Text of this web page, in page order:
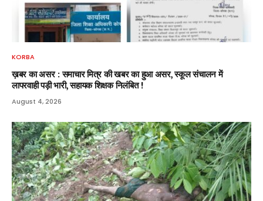
KORBA
ख़बर का असर : समाचार मित्र की खबर का हुआ असर, स्कूल संचालन में
लापरवाही पड़ी भारी, सहायक शिक्षक निलंबित !
August 4, 2026